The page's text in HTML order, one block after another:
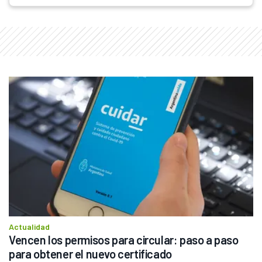
Actualidad
Vencen los permisos para circular: paso a paso
para obtener el nuevo certificado